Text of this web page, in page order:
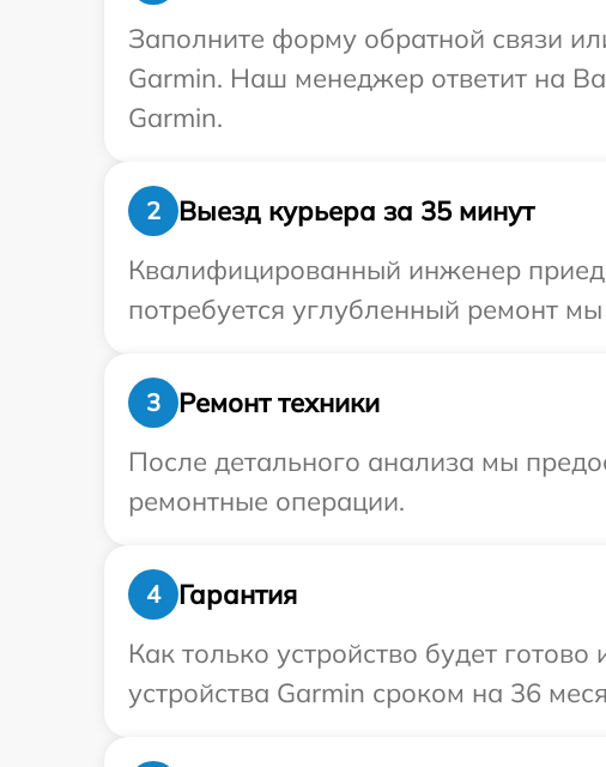
Заполните форму обратной связи
Garmin. Наш менеджер ответит на
Garmin.
2
Выезд курьера за 35 минут
Квалифицированный инженер
потребуется углубленный ремонт
3
Ремонт техники
После детального анализа мы
ремонтные операции.
4
Гарантия
Как только устройство будет
устройства Garmin сроком на 36